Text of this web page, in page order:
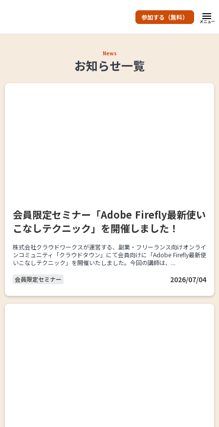
参加する（無料） menu
メニュー
News
お知らせ一覧
会員限定セミナー「Adobe Firefly最新使い
こなしテクニック」を開催しました！
株式会社クラウドワークスが運営する、副業・フリーランス向けオンライ
ンコミュニティ「クラウドタウン」にて会員向けに「Adobe Firefly最新使
いこなしテクニック」を開催いたしました。今回の講師は、...
会員限定セミナー
2026/07/04